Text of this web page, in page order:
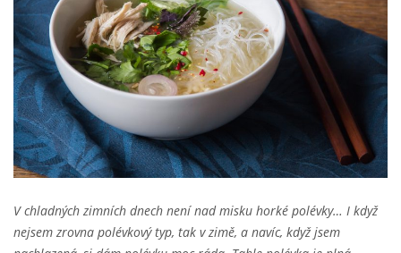
V chladných zimních dnech není nad misku horké polévky… I když
nejsem zrovna polévkový typ, tak v zimě, a navíc, když jsem